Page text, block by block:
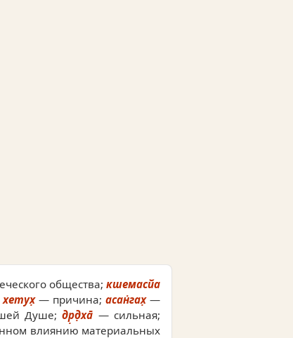
общества; кшемасйа
хетух̣— причина;асан̇гах̣—
Душе;др̣д̣ха̄ — сильная;
влиянию материальных